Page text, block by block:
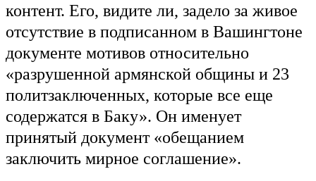
контент. Его, видите ли, задело за живое
отсутствие в подписанном в Вашингтоне
документе мотивов относительно
«разрушенной армянской общины и 23
политзаключенных, которые все еще
содержатся в Баку». Он именует
принятый документ «обещанием
заключить мирное соглашение».